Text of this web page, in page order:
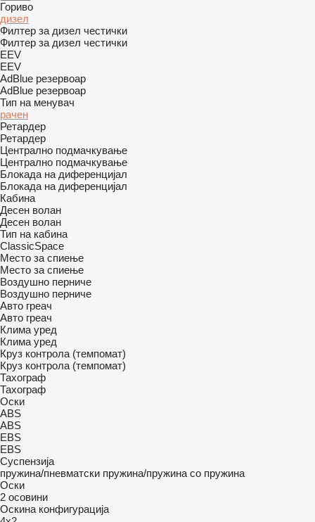
Гориво
дизел
Филтер за дизел честички
Филтер за дизел честички
EEV
EEV
AdBlue резервоар
AdBlue резервоар
Тип на менувач
рачен
Ретардер
Ретардер
Централно подмачкување
Централно подмачкување
Блокада на диференцијал
Блокада на диференцијал
Кабина
Десен волан
Десен волан
Тип на кабина
ClassicSpace
Место за спиење
Место за спиење
Воздушно перниче
Воздушно перниче
Авто греач
Авто греач
Клима уред
Клима уред
Круз контрола (темпомат)
Круз контрола (темпомат)
Тахограф
Тахограф
Оски
ABS
ABS
EBS
EBS
Суспензија
пружина/пневматски пружина/пружина со пружина
Оски
2 осовини
Оскина конфигурација